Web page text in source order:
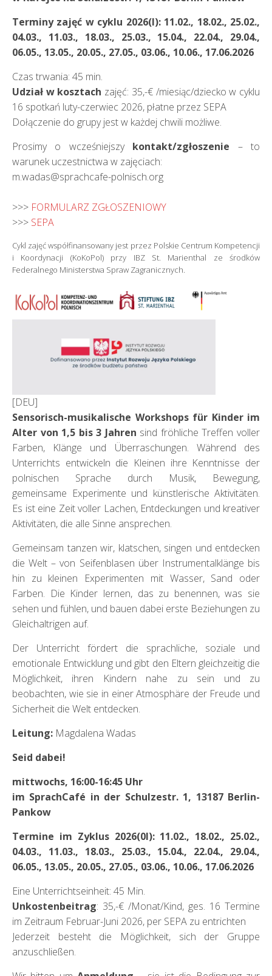
Terminy zajęć w cyklu 2026(I): 11.02., 18.02., 25.02.,
04.03., 11.03., 18.03., 25.03., 15.04., 22.04., 29.04.,
06.05., 13.05., 20.05., 27.05., 03.06., 10.06., 17.06.2026
Czas trwania: 45 min.
Udział w kosztach zajęć: 35,-€ /miesiąc/dziecko w cyklu
16 spotkań luty-czerwiec 2026, płatne przez SEPA
Dołączenie do grupy jest w każdej chwili możliwe.
Prosimy o wcześniejszy kontakt/zgłoszenie – to
warunek uczestnictwa w zajęciach:
m.wadas@sprachcafe-polnisch.org
>>> FORMULARZ ZGŁOSZENIOWY
>>> SEPA
Cykl zajęć współfinansowany jest przez Polskie Centrum Kompetencji
i Koordynacji (KoKoPol) przy IBZ St. Marienthal ze środków
Federalnego Ministerstwa Spraw Zagranicznych.
[DEU]
Sensorisch-musikalische Workshops für Kinder im
Alter von 1,5 bis 3 Jahren sind fröhliche Treffen voller
Farben, Klänge und Überraschungen. Während des
Unterrichts entwickeln die Kleinen ihre Kenntnisse der
polnischen Sprache durch Musik, Bewegung,
gemeinsame Experimente und künstlerische Aktivitäten.
Es ist eine Zeit voller Lachen, Entdeckungen und kreativer
Aktivitäten, die alle Sinne ansprechen.
Gemeinsam tanzen wir, klatschen, singen und entdecken
die Welt – von Seifenblasen über Instrumentalklänge bis
hin zu kleinen Experimenten mit Wasser, Sand oder
Farben. Die Kinder lernen, das zu benennen, was sie
sehen und fühlen, und bauen dabei erste Beziehungen zu
Gleichaltrigen auf.
Der Unterricht fördert die sprachliche, soziale und
emotionale Entwicklung und gibt den Eltern gleichzeitig die
Möglichkeit, ihren Kindern nahe zu sein und zu
beobachten, wie sie in einer Atmosphäre der Freude und
Sicherheit die Welt entdecken.
Leitung: Magdalena Wadas
Seid dabei!
mittwochs, 16:00-16:45 Uhr
im SprachCafé in der Schulzestr. 1, 13187 Berlin-
Pankow
Termine im Zyklus 2026(0I): 11.02., 18.02., 25.02.,
04.03., 11.03., 18.03., 25.03., 15.04., 22.04., 29.04.,
06.05., 13.05., 20.05., 27.05., 03.06., 10.06., 17.06.2026
Eine Unterrichtseinheit: 45 Min.
Unkostenbeitrag: 35,-€ /Monat/Kind, ges. 16 Termine
im Zeitraum Februar-Juni 2026, per SEPA zu entrichten
Jederzeit besteht die Möglichkeit, sich der Gruppe
anzuschließen.